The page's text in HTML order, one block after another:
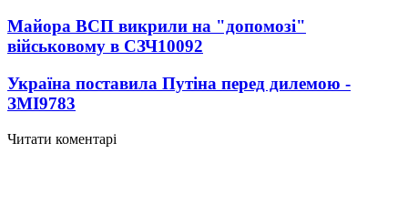
Майора ВСП викрили на "допомозі"
військовому в СЗЧ10092
Україна поставила Путіна перед дилемою -
ЗМІ9783
Читати коментарі